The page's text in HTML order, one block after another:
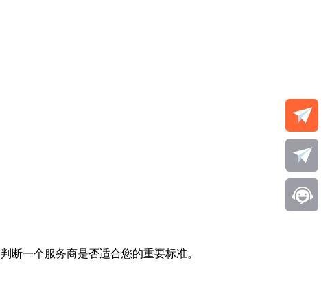
断一个服务商是否适合您的重要标准。